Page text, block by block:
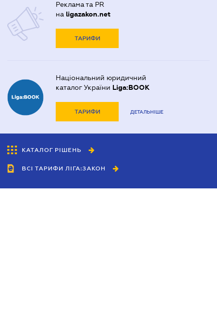
Реклама та PR
на ligazakon.net
ТАРИФИ
Національний юридичний
каталог України Liga:BOOK
ТАРИФИ ДЕТАЛЬНІШЕ
КАТАЛОГ РІШЕНЬ
ВСІ ТАРИФИ ЛІГА:ЗАКОН